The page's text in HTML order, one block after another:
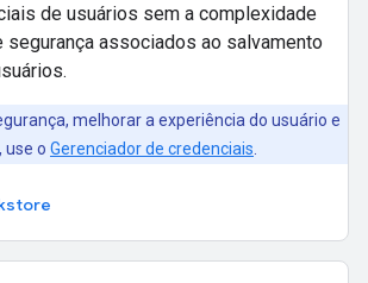
de usuários sem a complexidade
associados ao salvamento
melhorar a experiência do usuário e
use o Gerenciador de credenciais